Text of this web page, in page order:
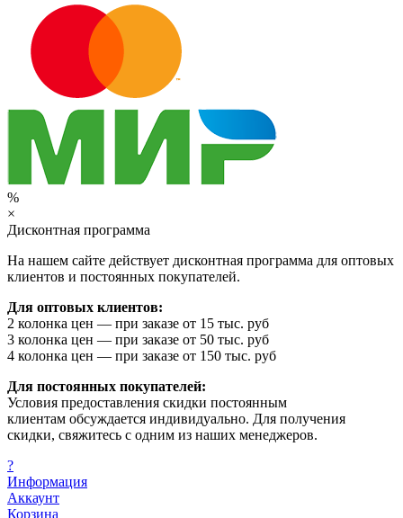
%
×
Дисконтная программа
На нашем сайте действует дисконтная программа для оптовых
клиентов и постоянных покупателей.
Для оптовых клиентов:
2 колонка цен — при заказе от 15 тыс. руб
3 колонка цен — при заказе от 50 тыс. руб
4 колонка цен — при заказе от 150 тыс. руб
Для постоянных покупателей:
Условия предоставления скидки постоянным
клиентам обсуждается индивидуально. Для получения
скидки, свяжитесь с одним из наших менеджеров.
?
Информация
Аккаунт
Корзина